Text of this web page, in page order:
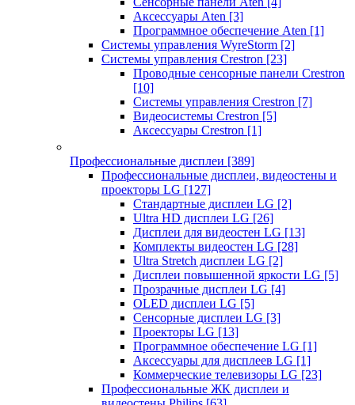
Аксессуары Aten [3]
Программное обеспечение Aten [1]
Системы управления WyreStorm [2]
Системы управления Crestron [23]
Проводные сенсорные панели Crestron
[10]
Системы управления Crestron [7]
Видеосистемы Crestron [5]
Аксессуары Crestron [1]
Профессиональные дисплеи [389]
Профессиональные дисплеи, видеостены и
проекторы LG [127]
Стандартные дисплеи LG [2]
Ultra HD дисплеи LG [26]
Дисплеи для видеостен LG [13]
Комплекты видеостен LG [28]
Ultra Stretch дисплеи LG [2]
Дисплеи повышенной яркости LG [5]
Прозрачные дисплеи LG [4]
OLED дисплеи LG [5]
Сенсорные дисплеи LG [3]
Проекторы LG [13]
Программное обеспечение LG [1]
Аксессуары для дисплеев LG [1]
Коммерческие телевизоры LG [23]
Профессиональные ЖК дисплеи и